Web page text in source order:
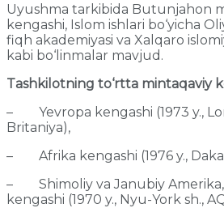
Uyushma tarkibida Butunjahon
kengashi, Islom ishlari bo‘yicha
fiqh akademiyasi va Xalqaro
kabi bo‘linmalar mavjud.
Tashkilotning to‘rtta mintaqaviy
– Yevropa kengashi (1973 y.,
Britaniya),
– Afrika kengashi (1976 y.,
– Shimoliy va Janubiy Amerika,
kengashi (1970 y., Nyu-York sh.,